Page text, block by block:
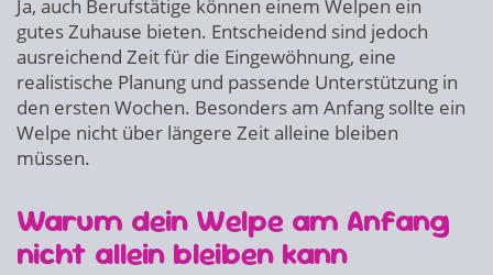
Ja, auch Berufstätige können einem Welpen ein
gutes Zuhause bieten. Entscheidend sind jedoch
ausreichend Zeit für die Eingewöhnung, eine
realistische Planung und passende Unterstützung in
den ersten Wochen. Besonders am Anfang sollte ein
Welpe nicht über längere Zeit alleine bleiben
müssen.
Warum dein Welpe am Anfang
nicht allein bleiben kann